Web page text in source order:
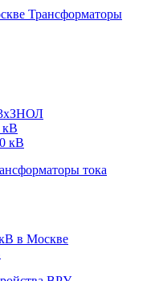
Трансформаторы
кВ
кВ
тока